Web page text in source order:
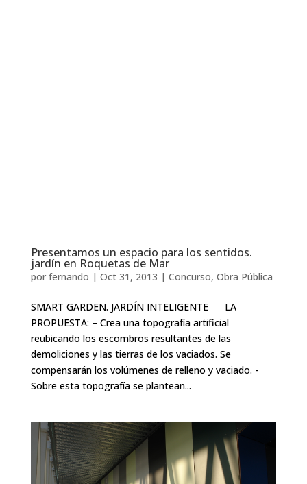
Presentamos un espacio para los sentidos.
jardín en Roquetas de Mar
por fernando | Oct 31, 2013 | Concurso, Obra Pública
SMART GARDEN. JARDÍN INTELIGENTE LA
PROPUESTA: – Crea una topografía artificial
reubicando los escombros resultantes de las
demoliciones y las tierras de los vaciados. Se
compensarán los volúmenes de relleno y vaciado. -
Sobre esta topografía se plantean...